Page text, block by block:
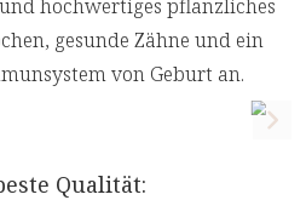
hochwertiges pflanzliches
gesunde Zähne und ein
von Geburt an.
Qualität: